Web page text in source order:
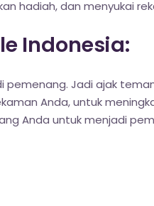
hadiah, dan menyukai
Indonesia:
pemenang. Jadi ajak
Anda, untuk
Anda untuk menjadi